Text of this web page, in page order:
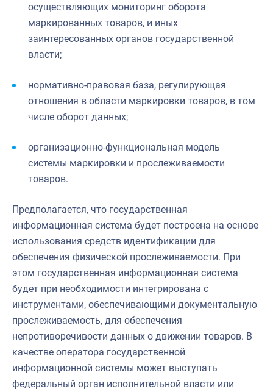
осуществляющих мониторинг оборота
маркированных товаров, и иных
заинтересованных органов государственной
власти;
нормативно-правовая база, регулирующая
отношения в области маркировки товаров, в том
числе оборот данных;
организационно-функциональная модель
системы маркировки и прослеживаемости
товаров.
Предполагается, что государственная
информационная система будет построена на основе
использования средств идентификации для
обеспечения физической прослеживаемости. При
этом государственная информационная система
будет при необходимости интегрирована с
инструментами, обеспечивающими документальную
прослеживаемость, для обеспечения
непротиворечивости данных о движении товаров. В
качестве оператора государственной
информационной системы может выступать
федеральный орган исполнительной власти или